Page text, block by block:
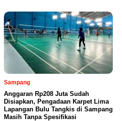
Sampang
Anggaran Rp208 Juta Sudah
Disiapkan, Pengadaan Karpet Lima
Lapangan Bulu Tangkis di Sampang
Masih Tanpa Spesifikasi